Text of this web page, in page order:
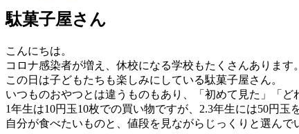
日:
駄菓子屋さん
こんにちは。
コロナ感染者が増え、休校になる学校もたくさんありま
この日は子どもたちも楽しみにしている駄菓子屋さん。
いつものおやつとは違うものもあり、「初めて見た」「ど
1年生は10円玉10枚での買い物ですが、2.3年生には50円
自分が食べたいものと、値段を見ながらじっくりと選んで